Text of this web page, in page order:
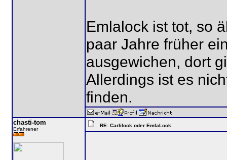
Emlalock ist tot, so
paar Jahre früher
ausgewichen, dort
Allerdings ist es
finden.
chasti-tom
Erfahrener
RE: Carlilock oder EmlaLock